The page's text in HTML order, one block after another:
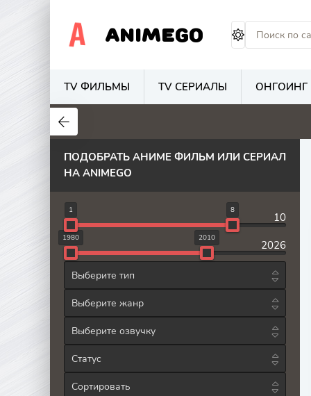
ANIMEGO
TV ФИЛЬМЫ TV СЕРИАЛЫ ОНГОИНГ
1.7
ПОДОБРАТЬ АНИМЕ ФИЛЬМ ИЛИ СЕРИАЛ
НА ANIMEGO
10
1 8
2026
1980 2010
Выберите тип
Выберите жанр
Выберите озвучку
Статус
Сортировать